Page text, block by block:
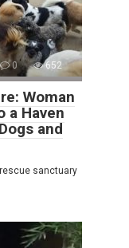
0 652
Woman
a Haven
and
sanctuary